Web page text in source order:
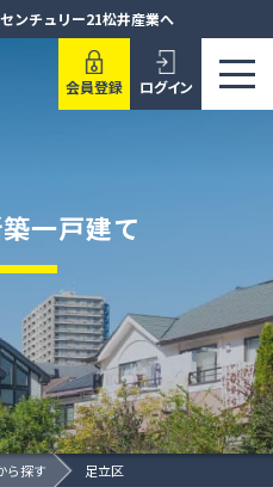
ンチュリー21松井産業へ
会員登録 ログイン
ら探す 足立区
一戸建て